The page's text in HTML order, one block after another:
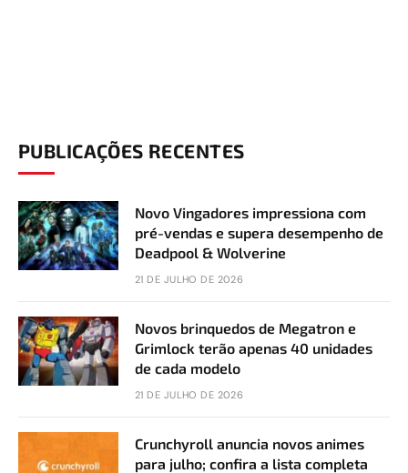
PUBLICAÇÕES RECENTES
Novo Vingadores impressiona com
pré-vendas e supera desempenho de
Deadpool & Wolverine
21 DE JULHO DE 2026
Novos brinquedos de Megatron e
Grimlock terão apenas 40 unidades
de cada modelo
21 DE JULHO DE 2026
Crunchyroll anuncia novos animes
para julho; confira a lista completa